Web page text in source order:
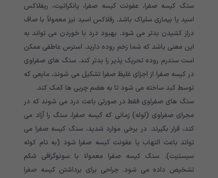
سنگ کیسه صفرا، عفونت کیسه صفرا، پانکراتیت، ریفلاکس
اسید یا بیماری سلیاک باشد. رفلاکس اسید نیز معمولاً با صاف
دراز کشیدن بدتر می شود. بهبود درد با خوردن می تواند به
این معنی باشد که شما زخم روده دارید. استرس عاطفی ممکن
است سندرم روده تحریک پذیر را بدتر کند. سنگ های صفراوی
در کیسه صفرا از اجزای غلیظ صفرا تشکیل می شوند، مایعی که
توسط کبد ساخته می شود تا به هضم چربی ها کمک کند.
سنگ های صفراوی فقط در صورتی باعث درد می شوند که در
مجرای صفراوی (لوله) زمانی که کیسه صفرا، سنگ را آزاد می
کند، قرار بگیرند. در برخی موارد شدید، سنگ کیسه صفرا می
تواند باعث التهاب یا عفونت کیسه صفرا شود (به نام کوله
سیستیت). سنگ کیسه صفرا معمولا با سونوگرافی شکم
تشخیص داده می شود. جراحی برای برداشتن کیسه صفرا